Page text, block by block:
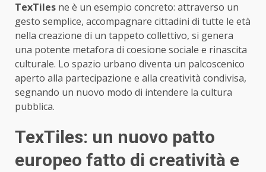
TexTiles ne è un esempio concreto: attraverso un
gesto semplice, accompagnare cittadini di tutte le età
nella creazione di un tappeto collettivo, si genera
una potente metafora di coesione sociale e rinascita
culturale. Lo spazio urbano diventa un palcoscenico
aperto alla partecipazione e alla creatività condivisa,
segnando un nuovo modo di intendere la cultura
pubblica.
TexTiles: un nuovo patto
europeo fatto di creatività e